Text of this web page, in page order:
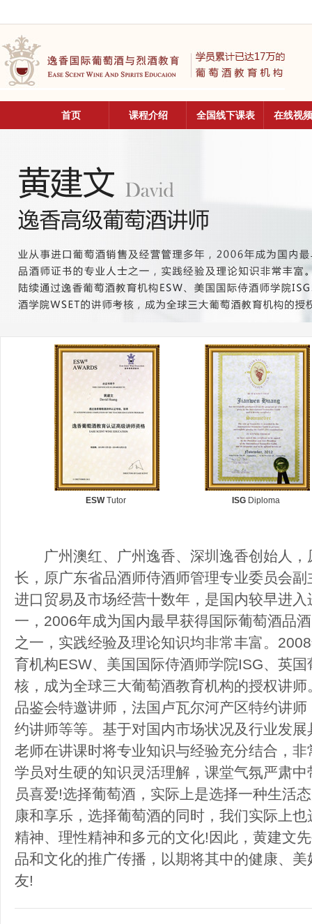
首页 课程介绍 全国线下课表 在线视
ESWTutor ISG Diploma
广州澳红、广州逸香、深圳逸香创始人，
长，原广东省品酒师侍酒师管理专业委员会
进口贸易及市场经营十数年，是国内较早进
一，2006年成为国内最早获得国际葡萄酒品
之一，实践经验及理论知识均非常丰富。
育机构ESW、美国国际侍酒师学院ISG、英
核，成为全球三大葡萄酒教育机构的授权讲
品鉴会特邀讲师，法国卢瓦尔河产区特约讲
约讲师等等。基于对国内市场状况及行业发
老师在讲课时将专业知识与经验充分结合，
学员对生硬的知识灵活理解，课堂气氛严肃
员喜爱!选择葡萄酒，实际上是选择一种生活
康和享乐，选择葡萄酒的同时，我们实际上
精神、理性精神和多元的文化!因此，黄建文
品和文化的推广传播，以期将其中的健康、
友!